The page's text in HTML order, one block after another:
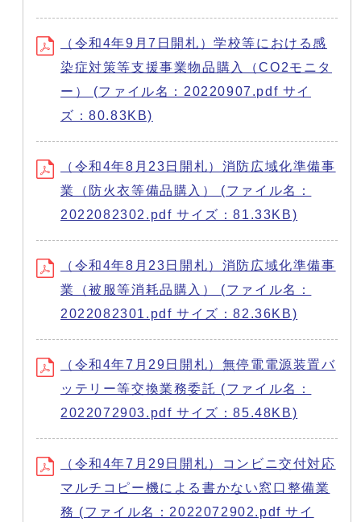
（令和4年9月7日開札）学校等における感
染症対策等支援事業物品購入（CO2モニタ
ー） (ファイル名：20220907.pdf サイ
ズ：80.83KB)
（令和4年8月23日開札）消防広域化準備事
業（防火衣等備品購入） (ファイル名：
2022082302.pdf サイズ：81.33KB)
（令和4年8月23日開札）消防広域化準備事
業（被服等消耗品購入） (ファイル名：
2022082301.pdf サイズ：82.36KB)
（令和4年7月29日開札）無停電電源装置バ
ッテリー等交換業務委託 (ファイル名：
2022072903.pdf サイズ：85.48KB)
（令和4年7月29日開札）コンビニ交付対応
マルチコピー機による書かない窓口整備業
務 (ファイル名：2022072902.pdf サイ